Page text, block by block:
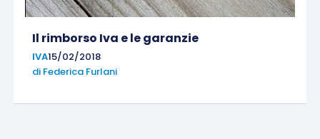
Il rimborso Iva e le garanzie
IVA15/02/2018
di Federica Furlani